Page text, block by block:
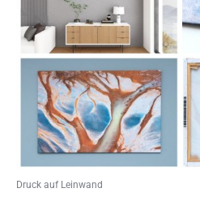
Druck auf Leinwand